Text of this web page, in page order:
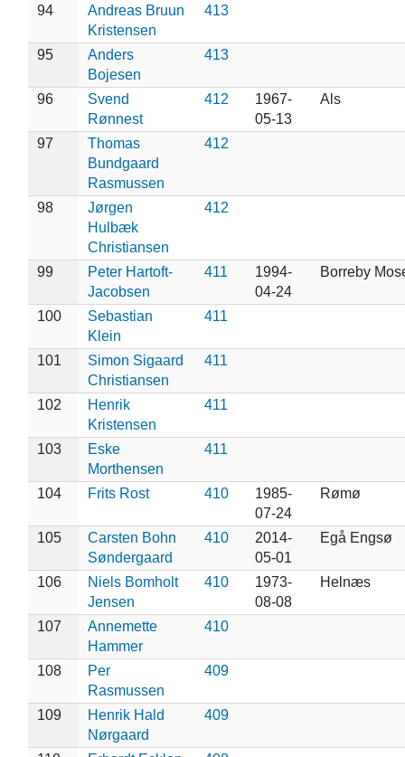
94
Andreas Bruun
Kristensen
413
95
Anders
Bojesen
413
96
Svend
Rønnest
412
1967-
05-13
Als
97
Thomas
Bundgaard
Rasmussen
412
98
Jørgen
Hulbæk
Christiansen
412
99
Peter Hartoft-
Jacobsen
411
1994-
04-24
Borreby
100
Sebastian
Klein
411
101
Simon Sigaard
Christiansen
411
102
Henrik
Kristensen
411
103
Eske
Morthensen
411
104 Frits Rost 410
1985-
07-24
Rømø
105
Carsten Bohn
Søndergaard
410
2014-
05-01
Egå Engsø
106
Niels Bomholt
Jensen
410
1973-
08-08
Helnæs
107
Annemette
Hammer
410
108
Per
Rasmussen
409
109
Henrik Hald
Nørgaard
409